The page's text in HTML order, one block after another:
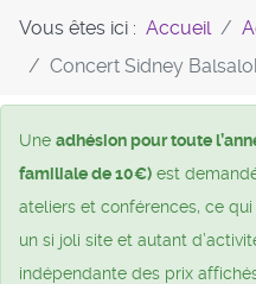
Vous êtes ici : Accueil
Concert Sidney
Une adhésion pour toute
familiale de 10€) est
ateliers et conférences, ce
un si joli site et autant
indépendante des prix